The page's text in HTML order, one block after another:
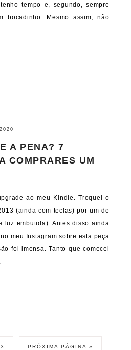
tempo e, segundo, sempre
bocadinho. Mesmo assim, não
A PENA? 7
COMPRARES UM
ao meu Kindle. Troquei o
(ainda com teclas) por um de
luz embutida). Antes disso ainda
meu Instagram sobre esta peça
foi imensa. Tanto que comecei
PRÓXIMA PÁGINA »